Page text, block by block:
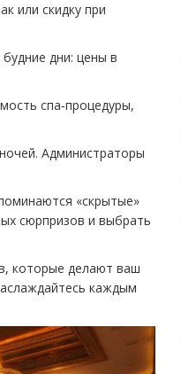
или скидку при
дни: цены в
спа‑процедуры,
Администраторы
«скрытые»
сюрпризов и выбрать
которые делают ваш
каждым